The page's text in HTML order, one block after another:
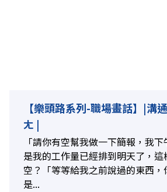
【樂頭路系列-職場畫話】|溝
ㄤ |
「請你有空幫我做一下簡報，我
是我的工作量已經排到明天了，
空？「等等給我之前說過的東西
是...